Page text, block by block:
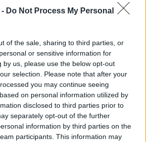
- Do Not Process My Personal
of the sale, sharing to third parties, or
or sensitive information for
by us, please use the below opt-out
selection. Please note that after your
you may continue seeing
on personal information utilized by
disclosed to third parties prior to
separately opt-out of the further
information by third parties on the
participants. This information may
5, 2025
διαπραγματεύσεις με τον
Η ομάδα έχει έναν προπονητή τον
και θα ήταν χαζό να πάρω το